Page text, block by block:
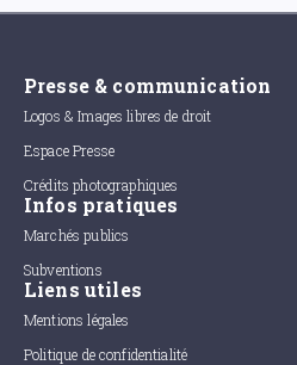
Presse & communication
Logos & Images libres de droit
Espace Presse
Crédits photographiques
Infos pratiques
Marchés publics
Subventions
Liens utiles
Mentions légales
Politique de confidentialité